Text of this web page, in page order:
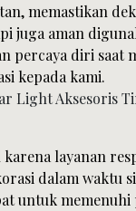
memastikan
juga aman
percaya diri saat
kepada kami.
layanan
dalam waktu
untuk